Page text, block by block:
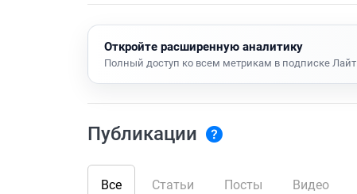
Откройте расширенную аналитику
Полный доступ ко всем метрикам в подписке Лайт
Публикации
Все Статьи Посты Видео